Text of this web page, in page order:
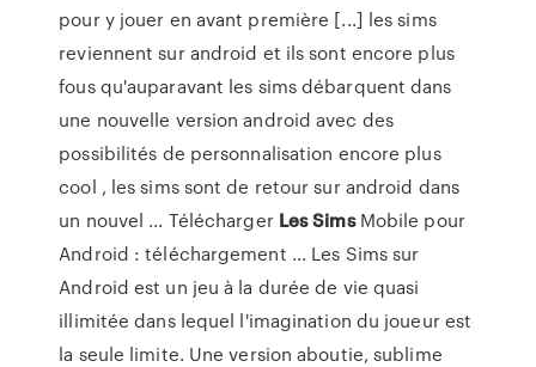
pour y jouer en avant première [...] les sims
reviennent sur android et ils sont encore plus
fous qu'auparavant les sims débarquent dans
une nouvelle version android avec des
possibilités de personnalisation encore plus
cool , les sims sont de retour sur android dans
un nouvel ... Télécharger Les SimsMobile pour
Android : téléchargement ... Les Sims sur
Android est un jeu à la durée de vie quasi
illimitée dans lequel l'imagination du joueur est
la seule limite. Une version aboutie, sublime